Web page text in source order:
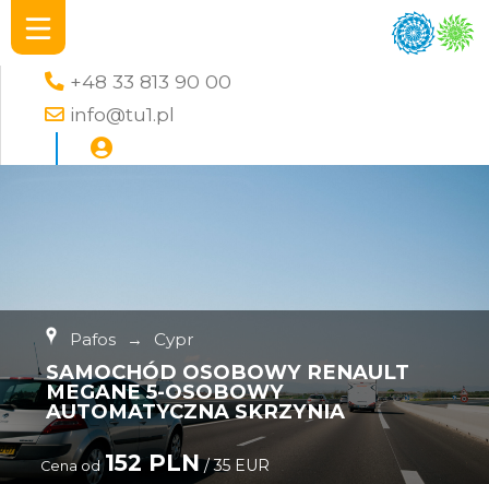
+48 33 813 90 00
info@tu1.pl
Pafos → Cypr
SAMOCHÓD OSOBOWY RENAULT
MEGANE 5-OSOBOWY
AUTOMATYCZNA SKRZYNIA
Cena od 152 PLN/ 35 EUR